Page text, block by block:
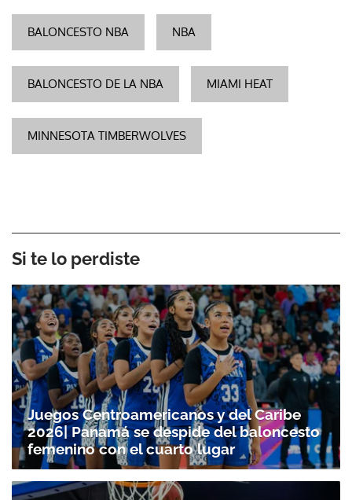
BALONCESTO NBA NBA
BALONCESTO DE LA NBA MIAMI HEAT
MINNESOTA TIMBERWOLVES
Si te lo perdiste
Juegos Centroamericanos y del Caribe
2026| Panamá se despide del baloncesto
femenino con el cuarto lugar